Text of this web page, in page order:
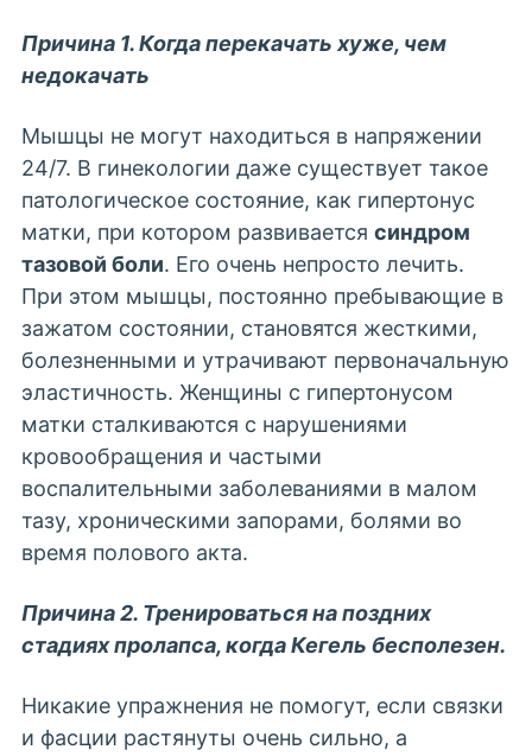
Причина 1. Когда перекачать хуже, чем
недокачать
Мышцы не могут находиться в напряжении
24/7. В гинекологии даже существует такое
патологическое состояние, как гипертонус
матки, при котором развивается синдром
тазовой боли. Его очень непросто лечить.
При этом мышцы, постоянно пребывающие в
зажатом состоянии, становятся жесткими,
болезненными и утрачивают первоначальную
эластичность. Женщины с гипертонусом
матки сталкиваются с нарушениями
кровообращения и частыми
воспалительными заболеваниями в малом
тазу, хроническими запорами, болями во
время полового акта.
Причина 2. Тренироваться на поздних
стадиях пролапса, когда Кегель бесполезен.
Никакие упражнения не помогут, если связки
и фасции растянуты очень сильно, а